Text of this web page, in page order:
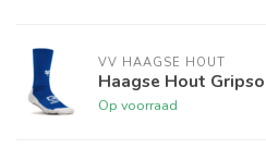
VV HAAGSE HOUT
Haagse Hout
Op voorraad